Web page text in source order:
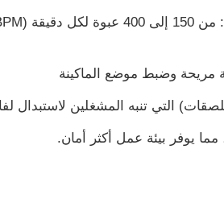
مريحة وضبط موضع الماكينة
التي تنبه المشغلين لاستبدال
مما يوفر بيئة عمل أكثر أمان.